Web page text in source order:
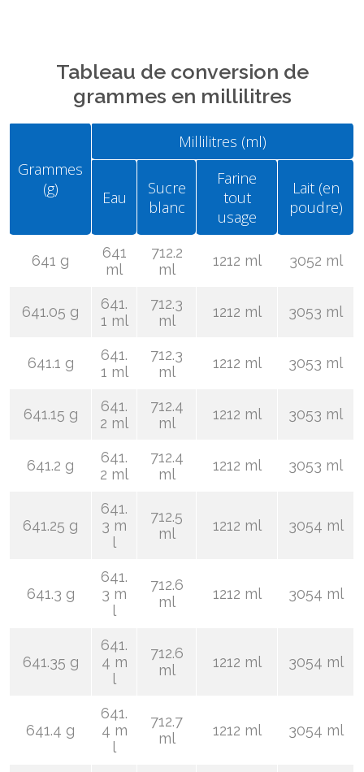
Tableau de conversion de
grammes en millilitres
Grammes
(g)
Millilitres (ml)
Eau
Sucre
blanc
Farine
tout
usage
Lait (en
poudre)
641 g
641
ml
712.2
ml
1212 ml 3052 ml
641.05 g
641.
1 ml
712.3
ml
1212 ml 3053 ml
641.1 g
641.
1 ml
712.3
ml
1212 ml 3053 ml
641.15 g
641.
2 ml
712.4
ml
1212 ml 3053 ml
641.2 g
641.
2 ml
712.4
ml
1212 ml 3053 ml
641.25 g
641.
3 m
l
712.5
ml
1212 ml 3054 ml
641.3 g
641.
3 m
l
712.6
ml
1212 ml 3054 ml
641.35 g
641.
4 m
l
712.6
ml
1212 ml 3054 ml
641.4 g
641.
4 m
l
712.7
ml
1212 ml 3054 ml